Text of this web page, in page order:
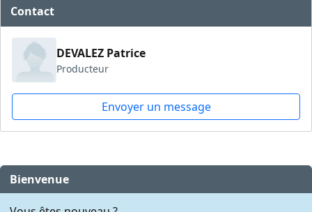
Contact
DEVALEZ Patrice
Producteur
Envoyer un message
Bienvenue